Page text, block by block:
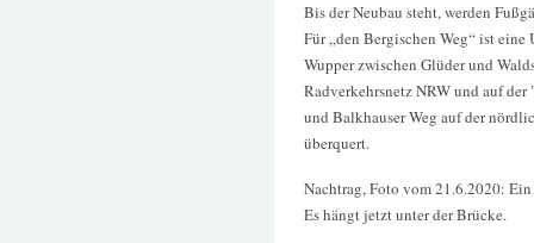
Bis der Neubau steht, werden
Für „den Bergischen Weg“ ist
Wupper zwischen Glüder und
Radverkehrsnetz NRW und auf
und Balkhauser Weg auf der
überquert.
Nachtrag, Foto vom 21.6.2020:
Es hängt jetzt unter der Brücke.